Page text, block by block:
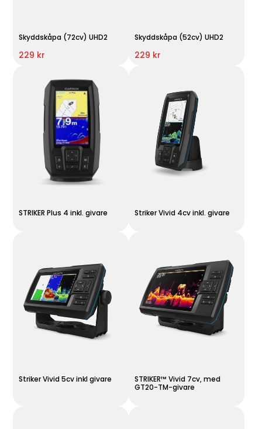
Skyddskåpa (72cv) UHD2
229 kr
Skyddskåpa (52cv) UHD2
229 kr
STRIKER Plus 4 inkl. givare Striker Vivid 4cv inkl. givare
Striker Vivid 5cv inkl givare
STRIKER™ Vivid 7cv, med
GT20-TM-givare